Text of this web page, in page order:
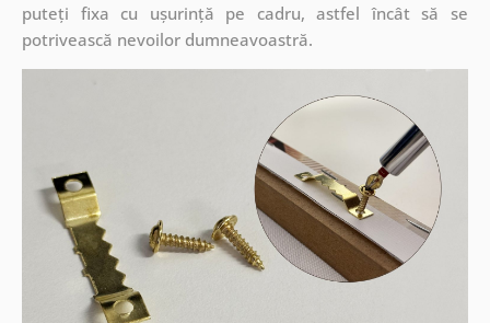
puteți fixa cu ușurință pe cadru, astfel încât să se
potrivească nevoilor dumneavoastră.